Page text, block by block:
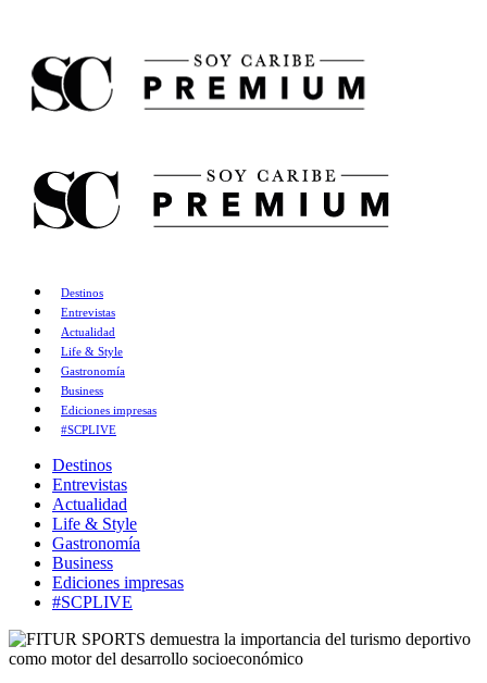
Destinos
Entrevistas
Actualidad
Life & Style
Gastronomía
Business
Ediciones impresas
#SCPLIVE
Destinos
Entrevistas
Actualidad
Life & Style
Gastronomía
Business
Ediciones impresas
#SCPLIVE